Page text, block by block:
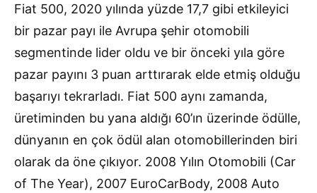
Fiat 500, 2020 yılında yüzde 17,7 gibi etkileyici
bir pazar payı ile Avrupa şehir otomobili
segmentinde lider oldu ve bir önceki yıla göre
pazar payını 3 puan arttırarak elde etmiş olduğu
başarıyı tekrarladı. Fiat 500 aynı zamanda,
üretiminden bu yana aldığı 60’ın üzerinde ödülle,
dünyanın en çok ödül alan otomobillerinden biri
olarak da öne çıkıyor. 2008 Yılın Otomobili (Car
of The Year), 2007 EuroCarBody, 2008 Auto